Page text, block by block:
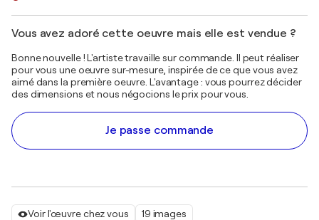
Voir l'œuvre chez vous 19 images
Vous avez adoré cette oeuvre mais elle est vendue ?
Bonne nouvelle ! L'artiste travaille sur commande. Il peut réaliser
pour vous une oeuvre sur-mesure, inspirée de ce que vous avez
aimé dans la première oeuvre. L'avantage : vous pourrez décider
des dimensions et nous négocions le prix pour vous.
Je passe commande